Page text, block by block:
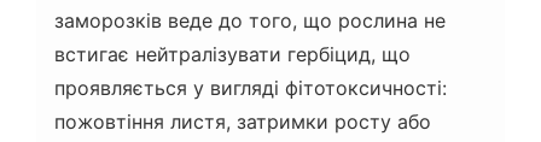
заморозків веде до того, що рослина не
встигає нейтралізувати гербіцид, що
проявляється у вигляді фітотоксичності:
пожовтіння листя, затримки росту або